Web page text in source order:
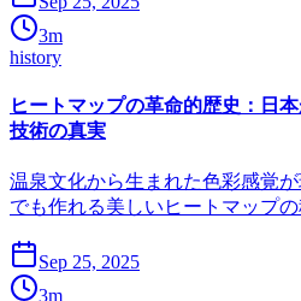
3m
history
ヒートマップの革命的歴史：日
技術の真実
温泉文化から生まれた色彩感覚
でも作れる美しいヒートマップ
Sep 25, 2025
3m